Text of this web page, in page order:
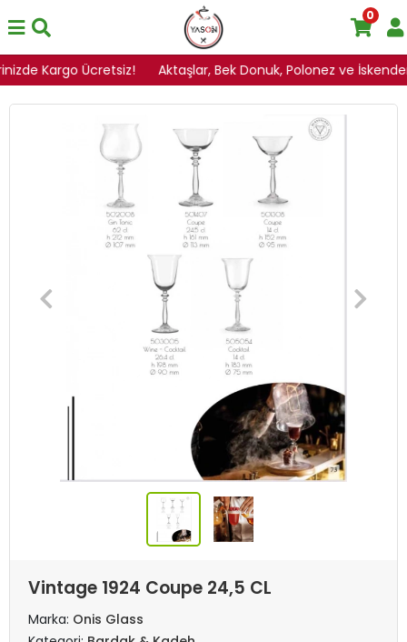
Kargo Ücretsiz! Aktaşlar, Bek Donuk, Polonez ve
0
Vintage 1924 Coupe 24,5 CL
Marka: Onis Glass